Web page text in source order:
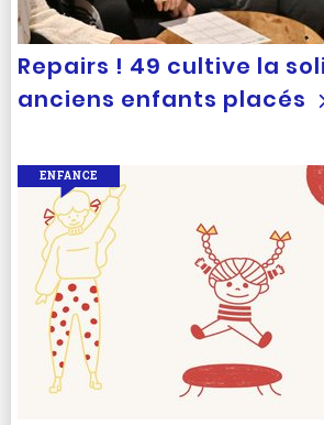
Repairs ! 49 cultive la
anciens enfants placés
ENFANCE